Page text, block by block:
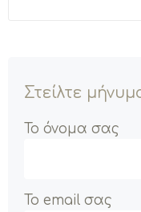
Στείλτε
Το όνομα σας
Το email σας